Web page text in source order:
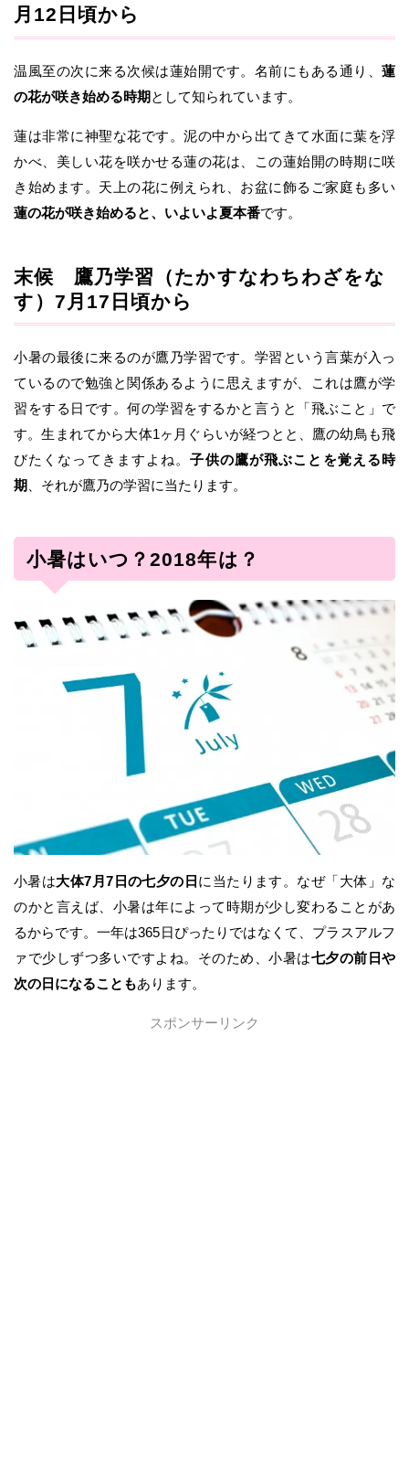
月12日頃から
温風至の次に来る次候は蓮始開です。名前にもある通り、 蓮
の花が咲き始める時期 として知られています。
蓮は非常に神聖な花です。泥の中から出てきて水面に葉を浮
かべ、美しい花を咲かせる蓮の花は、この蓮始開の時期に咲
き始めます。天上の花に例えられ、お盆に飾るご家庭も多い
蓮の花が咲き始めると、いよいよ夏本番です。
末候 鷹乃学習（たかすなわちわざをな
す）7月17日頃から
小暑の最後に来るのが鷹乃学習です。学習という言葉が入っ
ているので勉強と関係あるように思えますが、これは鷹が学
習をする日です。何の学習をするかと言うと「飛ぶこと」で
す。生まれてから大体1ヶ月ぐらいが経つとと、鷹の幼鳥も飛
びたくなってきますよね。子供の鷹が飛ぶことを覚える時
期
、それが鷹乃の学習に当たります。
小暑はいつ？2018年は？
小暑は大体7月7日の七夕の日 に当たります。なぜ「大体」な
のかと言えば、小暑は年によって時期が少し変わることがあ
るからです。一年は365日ぴったりではなくて、プラスアルフ
ァで少しずつ多いですよね。そのため、小暑は七夕の前日や
次の日になることもあります。
スポンサーリンク